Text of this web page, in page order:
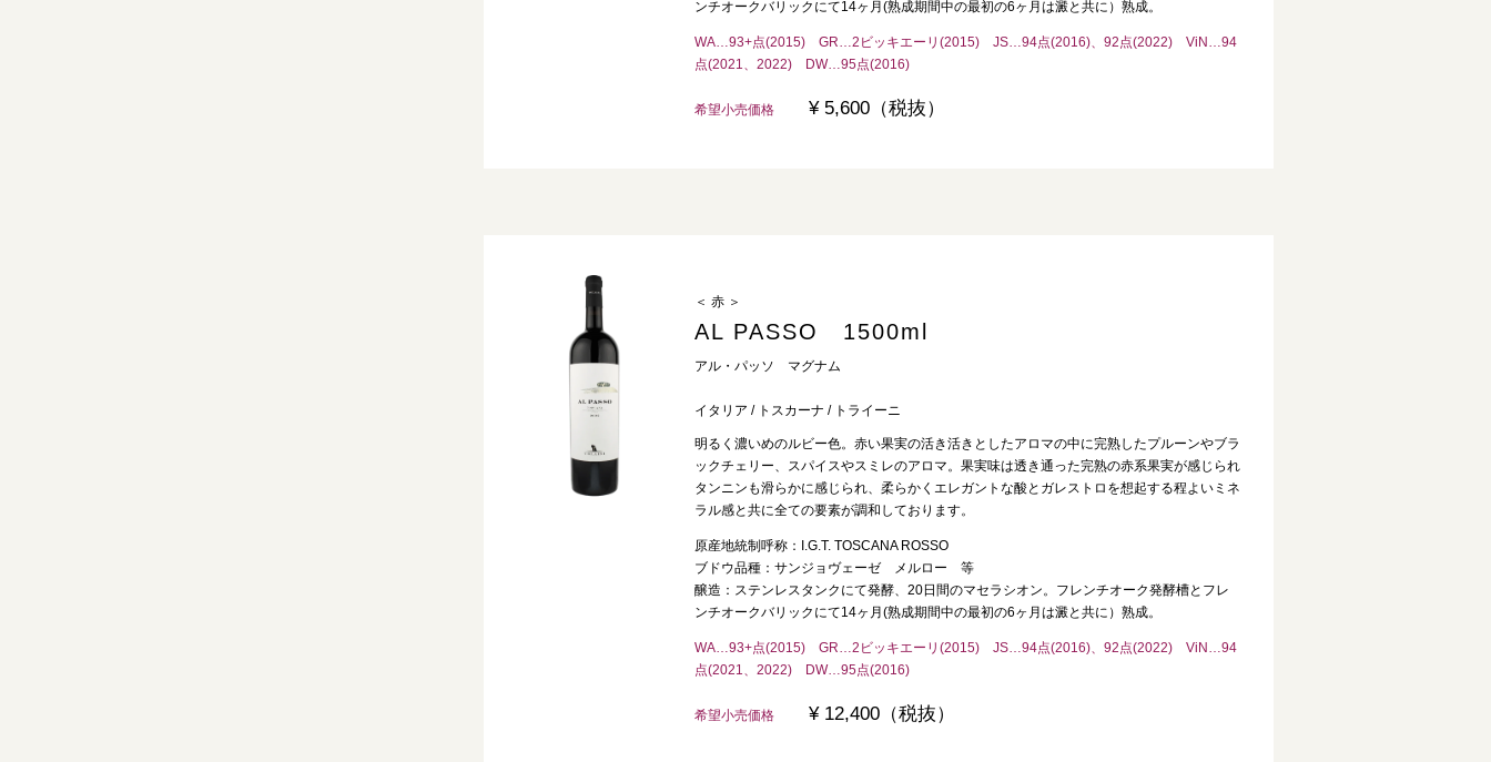
ンチオークバリックにて14ヶ月(熟成期間中の最初の6ヶ月は澱と共に）熟成。
WA…93+点(2015) GR…2ビッキエーリ(2015) JS…94点(2016)、92点(2022) ViN…94
点(2021、2022) DW…95点(2016)
希望小売価格 ¥ 5,600（税抜）
＜ 赤 ＞
AL PASSO 1500ml
アル・パッソ マグナム
イタリア / トスカーナ / トライーニ
明るく濃いめのルビー色。赤い果実の活き活きとしたアロマの中に完熟したプルーンやブラ
ックチェリー、スパイスやスミレのアロマ。果実味は透き通った完熟の赤系果実が感じられ
タンニンも滑らかに感じられ、柔らかくエレガントな酸とガレストロを想起する程よいミネ
ラル感と共に全ての要素が調和しております。
原産地統制呼称：I.G.T. TOSCANA ROSSO
ブドウ品種：サンジョヴェーゼ メルロー 等
醸造：ステンレスタンクにて発酵、20日間のマセラシオン。フレンチオーク発酵槽とフレ
ンチオークバリックにて14ヶ月(熟成期間中の最初の6ヶ月は澱と共に）熟成。
WA…93+点(2015) GR…2ビッキエーリ(2015) JS…94点(2016)、92点(2022) ViN…94
点(2021、2022) DW…95点(2016)
希望小売価格 ¥ 12,400（税抜）